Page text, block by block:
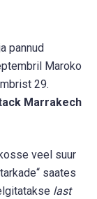
pannud
Maroko
29.
Marrakech
veel suur
saates
last